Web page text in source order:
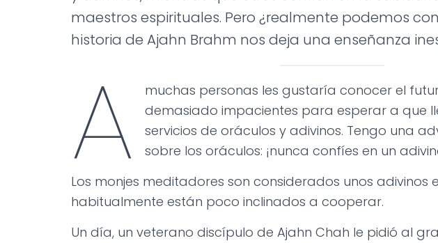
maestros espirituales. Pero ¿realmente podemos
historia de Ajahn Brahm nos deja una enseñanza
A
muchas personas les gustaría conocer el
demasiado impacientes para esperar a que
servicios de oráculos y adivinos. Tengo una
sobre los oráculos: ¡nunca confíes en un
Los monjes meditadores son considerados unos adivinos
habitualmente están poco inclinados a cooperar.
Un día, un veterano discípulo de Ajahn Chah le pidió al